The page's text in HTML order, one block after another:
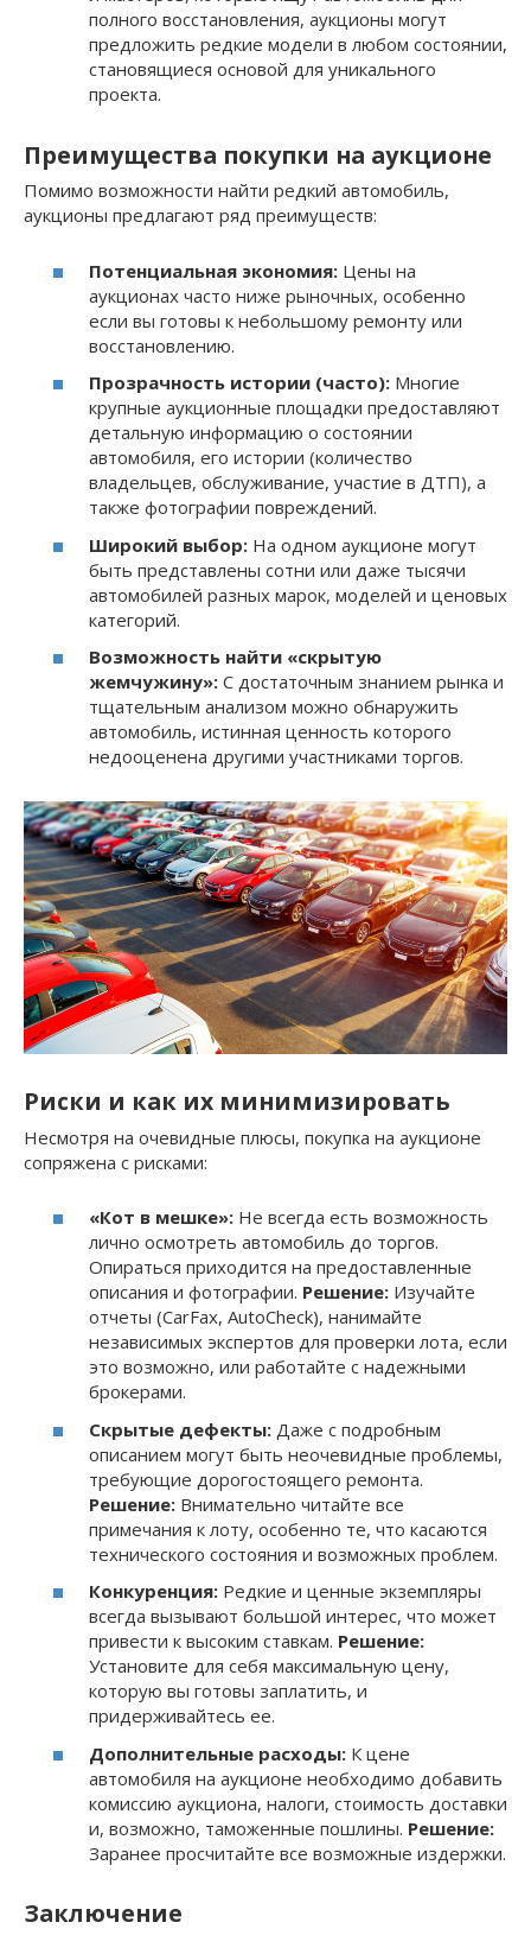
полного восстановления, аукционы могут
предложить редкие модели в любом состоянии,
становящиеся основой для уникального
проекта.
Преимущества покупки на аукционе
Помимо возможности найти редкий автомобиль,
аукционы предлагают ряд преимуществ:
Потенциальная экономия: Цены на
аукционах часто ниже рыночных, особенно
если вы готовы к небольшому ремонту или
восстановлению.
Прозрачность истории (часто): Многие
крупные аукционные площадки предоставляют
детальную информацию о состоянии
автомобиля, его истории (количество
владельцев, обслуживание, участие в ДТП), а
также фотографии повреждений.
Широкий выбор: На одном аукционе могут
быть представлены сотни или даже тысячи
автомобилей разных марок, моделей и ценовых
категорий.
Возможность найти «скрытую
жемчужину»: С достаточным знанием рынка и
тщательным анализом можно обнаружить
автомобиль, истинная ценность которого
недооценена другими участниками торгов.
Риски и как их минимизировать
Несмотря на очевидные плюсы, покупка на аукционе
сопряжена с рисками:
«Кот в мешке»: Не всегда есть возможность
лично осмотреть автомобиль до торгов.
Опираться приходится на предоставленные
описания и фотографии. Решение: Изучайте
отчеты (CarFax, AutoCheck), нанимайте
независимых экспертов для проверки лота, если
это возможно, или работайте с надежными
брокерами.
Скрытые дефекты: Даже с подробным
описанием могут быть неочевидные проблемы,
требующие дорогостоящего ремонта.
Решение: Внимательно читайте все
примечания к лоту, особенно те, что касаются
технического состояния и возможных проблем.
Конкуренция: Редкие и ценные экземпляры
всегда вызывают большой интерес, что может
привести к высоким ставкам. Решение:
Установите для себя максимальную цену,
которую вы готовы заплатить, и
придерживайтесь ее.
Дополнительные расходы: К цене
автомобиля на аукционе необходимо добавить
комиссию аукциона, налоги, стоимость доставки
и, возможно, таможенные пошлины. Решение:
Заранее просчитайте все возможные издержки.
Заключение